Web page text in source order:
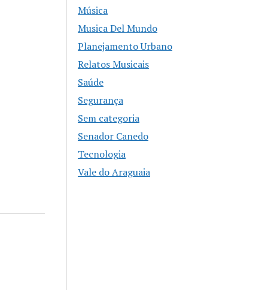
Música
Musica Del Mundo
Planejamento Urbano
Relatos Musicais
Saúde
Segurança
Sem categoria
Senador Canedo
Tecnologia
Vale do Araguaia